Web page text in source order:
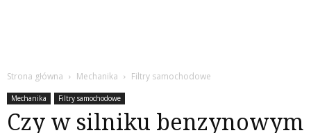
Strona główna Mechanika Filtry samochodowe
Mechanika Filtry samochodowe
Czy w silniku benzynowym